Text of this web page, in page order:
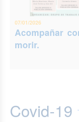
07/01/2026
Acompañar
morir.
Covid-19